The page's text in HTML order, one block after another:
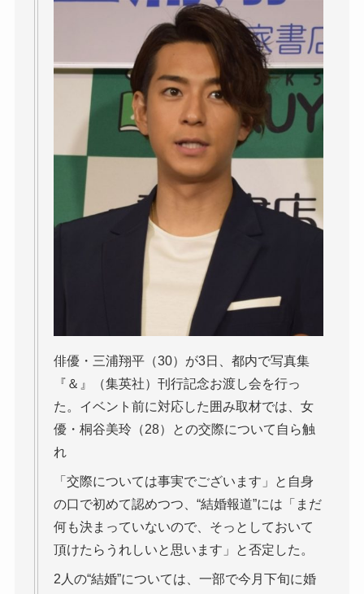
俳優・三浦翔平（30）が3日、都内で写真集
『＆』（集英社）刊行記念お渡し会を行っ
た。イベント前に対応した囲み取材では、女
優・桐谷美玲（28）との交際について自ら触
れ
「交際については事実でございます」と自身
の口で初めて認めつつ、“結婚報道”には「まだ
何も決まっていないので、そっとしておいて
頂けたらうれしいと思います」と否定した。
2人の“結婚”については、一部で今月下旬に婚